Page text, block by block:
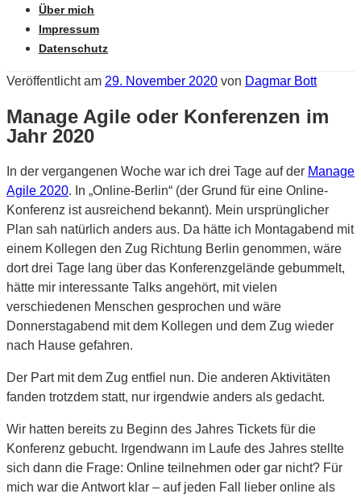
Über mich
Impressum
Datenschutz
Veröffentlicht am 29. November 2020 von Dagmar Bott
Manage Agile oder Konferenzen im
Jahr 2020
In der vergangenen Woche war ich drei Tage auf der Manage
Agile 2020. In „Online-Berlin“ (der Grund für eine Online-
Konferenz ist ausreichend bekannt). Mein ursprünglicher
Plan sah natürlich anders aus. Da hätte ich Montagabend mit
einem Kollegen den Zug Richtung Berlin genommen, wäre
dort drei Tage lang über das Konferenzgelände gebummelt,
hätte mir interessante Talks angehört, mit vielen
verschiedenen Menschen gesprochen und wäre
Donnerstagabend mit dem Kollegen und dem Zug wieder
nach Hause gefahren.
Der Part mit dem Zug entfiel nun. Die anderen Aktivitäten
fanden trotzdem statt, nur irgendwie anders als gedacht.
Wir hatten bereits zu Beginn des Jahres Tickets für die
Konferenz gebucht. Irgendwann im Laufe des Jahres stellte
sich dann die Frage: Online teilnehmen oder gar nicht? Für
mich war die Antwort klar – auf jeden Fall lieber online als